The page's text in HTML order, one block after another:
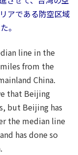
アである防空区域
。
line in the
from the
China.
that Beijing
but Beijing has
the median line
has done so